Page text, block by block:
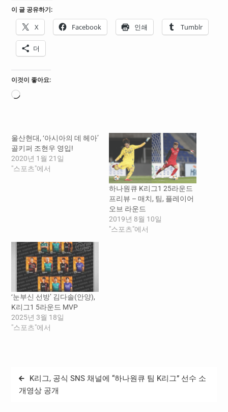
이 글 공유하기:
X Facebook 인쇄 Tumblr
더
이것이 좋아요:
로
울산현대, ‘아시아의 데 헤아’
골키퍼 조현우 영입!
2020년 1월 21일
"스포츠"에서
하나원큐 K리그1 25라운드
프리뷰 – 매치, 팀, 플레이어
오브 라운드
2019년 8월 10일
"스포츠"에서
‘눈부신 선방’ 김다솔(안양),
K리그1 5라운드 MVP
2025년 3월 18일
"스포츠"에서
글
탐
K리그, 공식 SNS 채널에 “하나원큐 팀 K리그” 선수 소
개영상 공개